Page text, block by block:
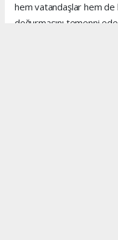
hem vatandaşlar hem de
doğurmasını temenni